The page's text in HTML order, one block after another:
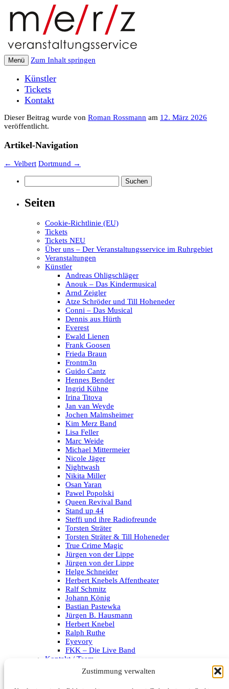
Zustimmung verwalten
Menü Zum Inhalt springen
Künstler
Tickets
Kontakt
Dieser Beitrag wurde von Roman Rossmann am 12. März 2026
veröffentlicht.
Artikel-Navigation
← Velbert Dortmund →
nach:
Seiten
Cookie-Richtlinie (EU)
Tickets
Tickets NEU
Über uns – Der Veranstaltungsservice im Ruhrgebiet
Veranstaltungen
Künstler
Andreas Ohligschläger
Anouk – Das Kindermusical
Arnd Zeigler
Atze Schröder und Till Hoheneder
Conni – Das Musical
Dennis aus Hürth
Everest
Ewald Lienen
Frank Goosen
Frieda Braun
Frontm3n
Guido Cantz
Hennes Bender
Ingrid Kühne
Irina Titova
Jan van Weyde
Jochen Malmsheimer
Kim Merz Band
Lisa Feller
Marc Weide
Michael Mittermeier
Nicole Jäger
Nightwash
Nikita Miller
Osan Yaran
Pawel Popolski
Queen Revival Band
Stand up 44
Steffi und ihre Radiofreunde
Torsten Sträter
Torsten Sträter & Till Hoheneder
True Crime Magic
Jürgen von der Lippe
Jürgen von der Lippe
Helge Schneider
Herbert Knebels Affentheater
Ralf Schmitz
Johann König
Bastian Pastewka
Jürgen B. Hausmann
Herbert Knebel
Ralph Ruthe
Eyevory
FKK – Die Live Band
Kontakt / Team
Datenschutzerklärung